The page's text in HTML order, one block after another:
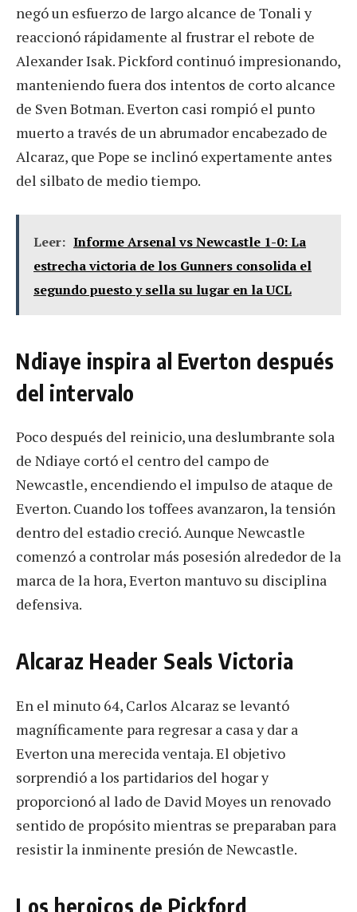
negó un esfuerzo de largo alcance de Tonali y
reaccionó rápidamente al frustrar el rebote de
Alexander Isak. Pickford continuó impresionando,
manteniendo fuera dos intentos de corto alcance
de Sven Botman. Everton casi rompió el punto
muerto a través de un abrumador encabezado de
Alcaraz, que Pope se inclinó expertamente antes
del silbato de medio tiempo.
Leer: Informe Arsenal vs Newcastle 1-0: La
estrecha victoria de los Gunners consolida el
segundo puesto y sella su lugar en la UCL
Ndiaye inspira al Everton después
del intervalo
Poco después del reinicio, una deslumbrante sola
de Ndiaye cortó el centro del campo de
Newcastle, encendiendo el impulso de ataque de
Everton. Cuando los toffees avanzaron, la tensión
dentro del estadio creció. Aunque Newcastle
comenzó a controlar más posesión alrededor de la
marca de la hora, Everton mantuvo su disciplina
defensiva.
Alcaraz Header Seals Victoria
En el minuto 64, Carlos Alcaraz se levantó
magníficamente para regresar a casa y dar a
Everton una merecida ventaja. El objetivo
sorprendió a los partidarios del hogar y
proporcionó al lado de David Moyes un renovado
sentido de propósito mientras se preparaban para
resistir la inminente presión de Newcastle.
Los heroicos de Pickford